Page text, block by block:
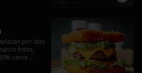
por dos
fritos,
carne